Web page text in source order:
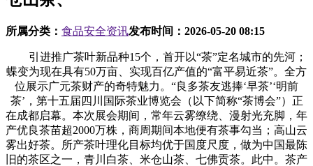
所属分类： 食品安全资讯发布时间： 2026-05-20 08:15
引进推广茶叶新品种15个，首开以“茶”定名城市的先河；
蝶变为现在具有50万亩、实现百亿产值的“富平易近茶”。全方
位展示广元茶财产的奇特魅力。“良多茶友逃捧‘早茶’‘明前
茶’，第十五届四川国际茶业博览会（以下简称“茶博会”）正
在成都启幕。本次展会期间，常年云雾缭绕、漫射光充脚，年
产优良茶苗超2000万株，商周期间本地便有茶事勾当；高山云
雾出好茶。所产茶叶理化目标均优于国度尺度，做为中国最陈
旧的茶区之一，青川白茶、米仓山茶、七佛贡茶。此中。茶产